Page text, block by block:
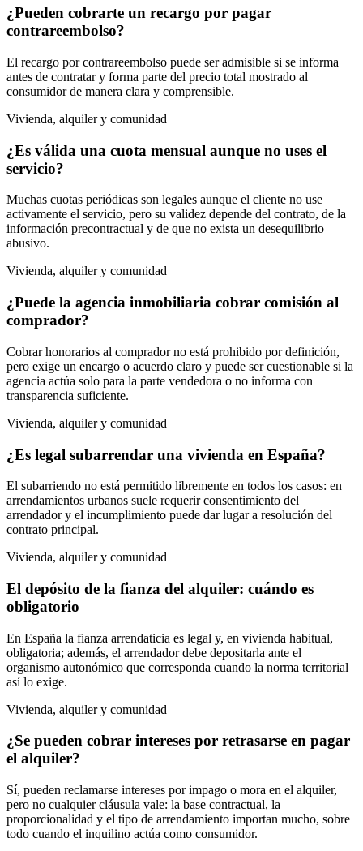
¿Pueden cobrarte un recargo por pagar
contrareembolso?
El recargo por contrareembolso puede ser admisible si se informa
antes de contratar y forma parte del precio total mostrado al
consumidor de manera clara y comprensible.
Vivienda, alquiler y comunidad
¿Es válida una cuota mensual aunque no uses el
servicio?
Muchas cuotas periódicas son legales aunque el cliente no use
activamente el servicio, pero su validez depende del contrato, de la
información precontractual y de que no exista un desequilibrio
abusivo.
Vivienda, alquiler y comunidad
¿Puede la agencia inmobiliaria cobrar comisión al
comprador?
Cobrar honorarios al comprador no está prohibido por definición,
pero exige un encargo o acuerdo claro y puede ser cuestionable si la
agencia actúa solo para la parte vendedora o no informa con
transparencia suficiente.
Vivienda, alquiler y comunidad
¿Es legal subarrendar una vivienda en España?
El subarriendo no está permitido libremente en todos los casos: en
arrendamientos urbanos suele requerir consentimiento del
arrendador y el incumplimiento puede dar lugar a resolución del
contrato principal.
Vivienda, alquiler y comunidad
El depósito de la fianza del alquiler: cuándo es
obligatorio
En España la fianza arrendaticia es legal y, en vivienda habitual,
obligatoria; además, el arrendador debe depositarla ante el
organismo autonómico que corresponda cuando la norma territorial
así lo exige.
Vivienda, alquiler y comunidad
¿Se pueden cobrar intereses por retrasarse en pagar
el alquiler?
Sí, pueden reclamarse intereses por impago o mora en el alquiler,
pero no cualquier cláusula vale: la base contractual, la
proporcionalidad y el tipo de arrendamiento importan mucho, sobre
todo cuando el inquilino actúa como consumidor.